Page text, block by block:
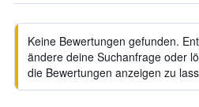
Keine Bewertungen gefunden.
ändere deine Suchanfrage oder
die Bewertungen anzeigen zu